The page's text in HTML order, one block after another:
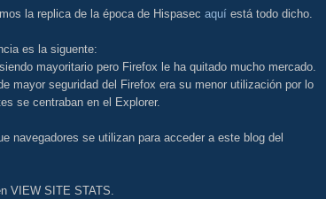
la replica de la época de Hispasec aquí está todo dicho.
es la siguente:
mayoritario pero Firefox le ha quitado mucho mercado.
mayor seguridad del Firefox era su menor utilización por lo
se centraban en el Explorer.
navegadores se utilizan para acceder a este blog del
VIEW SITE STATS.